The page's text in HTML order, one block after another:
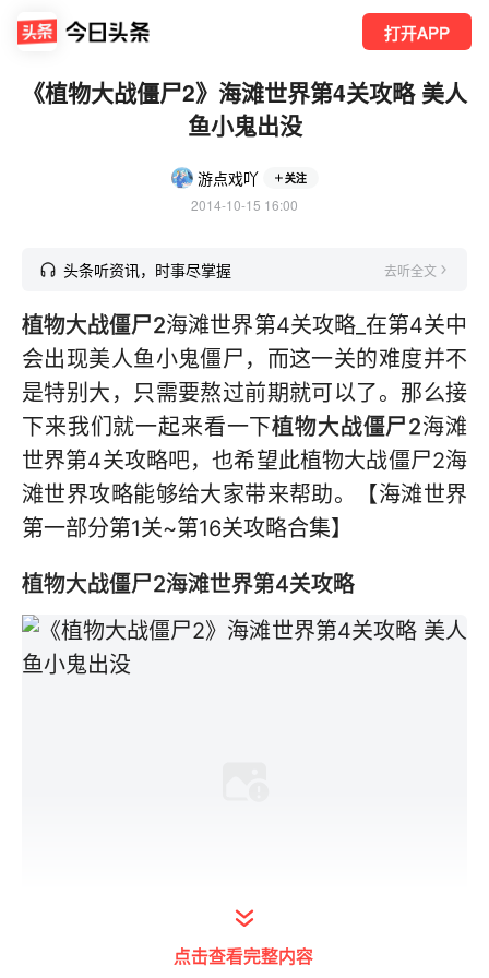
打开APP
《植物大战僵尸2》海滩世界第4关攻略 美人
鱼小鬼出没
游点戏吖 关注
2014-10-15 16:00
头条听资讯，时事尽掌握 去听全文
植物大战僵尸2海滩世界第4关攻略_在第4关中
会出现美人鱼小鬼僵尸，而这一关的难度并不
是特别大，只需要熬过前期就可以了。那么接
下来我们就一起来看一下植物大战僵尸2海滩
世界第4关攻略吧，也希望此植物大战僵尸2海
滩世界攻略能够给大家带来帮助。【海滩世界
第一部分第1关~第16关攻略合集】
植物大战僵尸2海滩世界第4关攻略
点击查看完整内容